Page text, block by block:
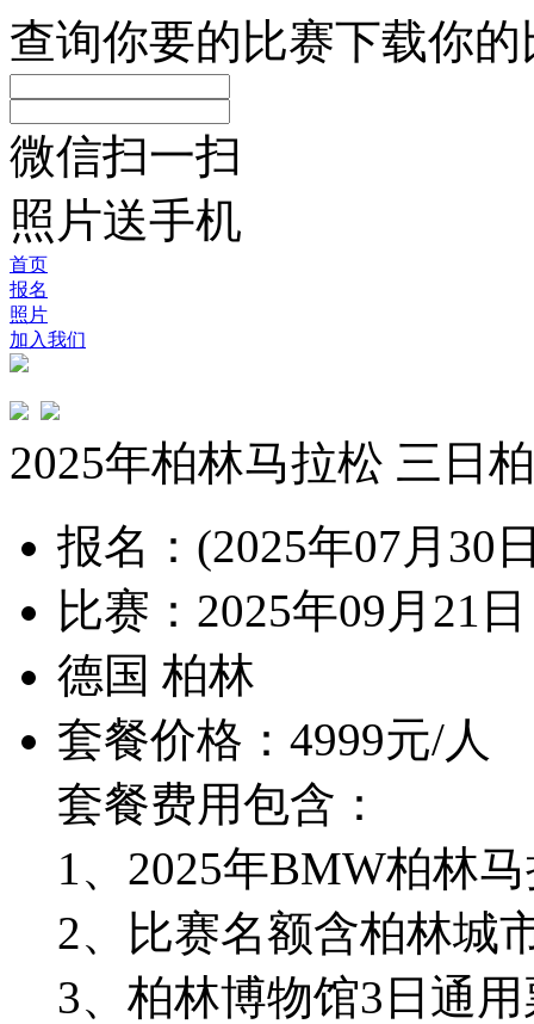
查询你要的比赛下载你
微信扫一扫
照片送手机
首页
报名
照片
加入我们
2025年柏林马拉松 三日
报名：(2025年07月30
比赛：2025年09月21
德国 柏林
套餐价格：4999元/人
套餐费用包含：
1、2025年BMW柏林
2、比赛名额含柏林城
3、柏林博物馆3日通